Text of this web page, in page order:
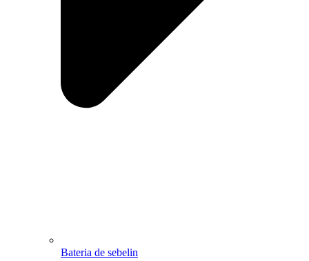
Bateria de sebelin